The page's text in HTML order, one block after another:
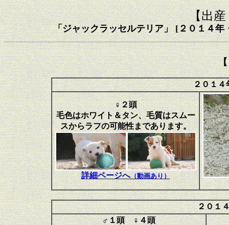
【出産
「ジャックラッセルテリア」 [２０１４
２０１４
♀２頭
毛色はホワイト＆タン、毛質はスムー
スからラフの可能性まであります。
詳細ページへ（動画あり）
２０１
♂１頭 ♀４頭